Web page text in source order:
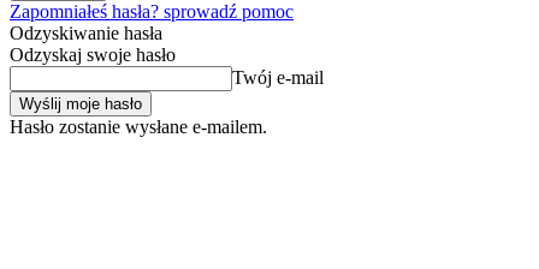
Zapomniałeś hasła? sprowadź pomoc
Odzyskiwanie hasła
Odzyskaj swoje hasło
Twój e-mail
Hasło zostanie wysłane e-mailem.